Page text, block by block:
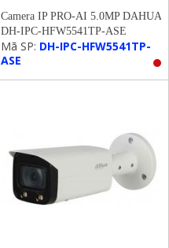
Camera IP PRO-AI 5.0MP DAHUA
DH-IPC-HFW5541TP-ASE
Mã SP: DH-IPC-HFW5541TP-
ASE